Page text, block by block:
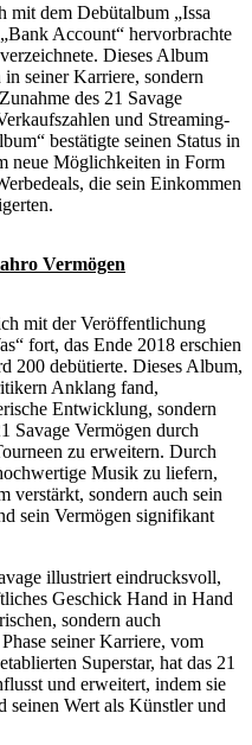
mit dem Debütalbum „Issa
Account“ hervorbrachte
Dieses Album
seiner Karriere, sondern
des 21 Savage
und Streaming-
bestätigte seinen Status in
neue Möglichkeiten in Form
die sein Einkommen
Vermögen
mit der Veröffentlichung
fort, das Ende 2018 erschien
200 debütierte. Dieses Album,
Anklang fand,
Entwicklung, sondern
Savage Vermögen durch
zu erweitern. Durch
Musik zu liefern,
verstärkt, sondern auch sein
sein Vermögen signifikant
illustriert eindrucksvoll,
Geschick Hand in Hand
sondern auch
seiner Karriere, vom
Superstar, hat das 21
und erweitert, indem sie
seinen Wert als Künstler und